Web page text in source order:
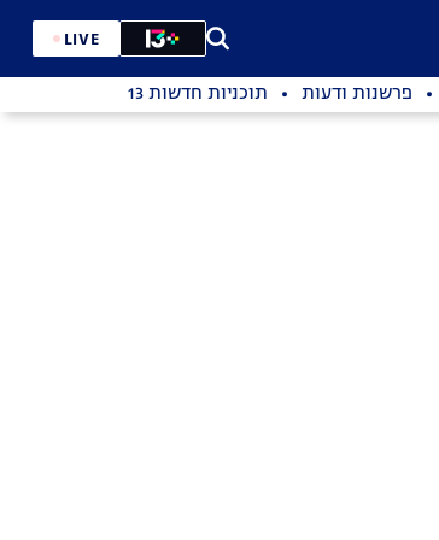
LIVE
פרשנות ודעות תוכניות חדשות 13